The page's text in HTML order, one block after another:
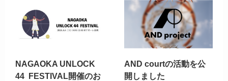
NAGAOKA UNLOCK
44 FESTIVAL開催のお
AND courtの活動を公
開しました